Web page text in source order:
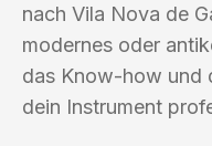
nach Vila Nova de
modernes oder
das Know-how und
dein Instrument